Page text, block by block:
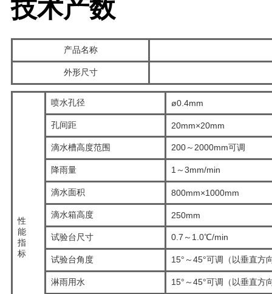
技术产数
产品名称
外形尺寸
性
能
指
标
喷水孔径 ø0.4mm
孔间距 20mm×20mm
滴水槽高度范围 200～2000mm可调
降雨量 1～3mm/min
滴水面积 800mm×1000mm
滴水箱高度 250mm
试验台尺寸 0.7～1.0℃/min
试验台角度 15°～45°可调（以垂直方
淋雨用水 15°～45°可调（以垂直方